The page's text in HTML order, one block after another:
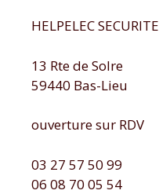
HELPELEC SECURITE
13 Rte de Solre
59440 Bas-Lieu
ouverture sur RDV
03 27 57 50 99
06 08 70 05 54